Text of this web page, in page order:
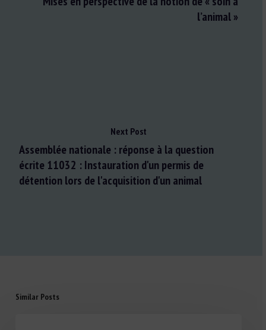
l’animal »
Next Post
Assemblée nationale : réponse à la question
écrite 11032 : Instauration d'un permis de
détention lors de l'acquisition d'un animal
Similar Posts